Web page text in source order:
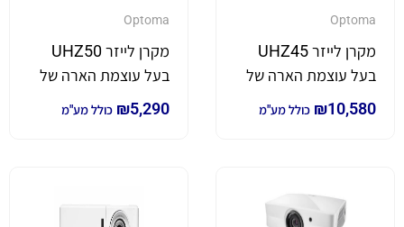
Optoma
מקרן לייזר UHZ45
בעל עוצמת הארה של
3,800 לומן *4K* ₪10,580 כולל מע"מ
Optoma
מקרן לייזר UHZ50
בעל עוצמת הארה של
3,000 לומן *4K*₪5,290 כולל מע"מ